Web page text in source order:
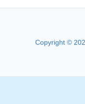
Copyright ©